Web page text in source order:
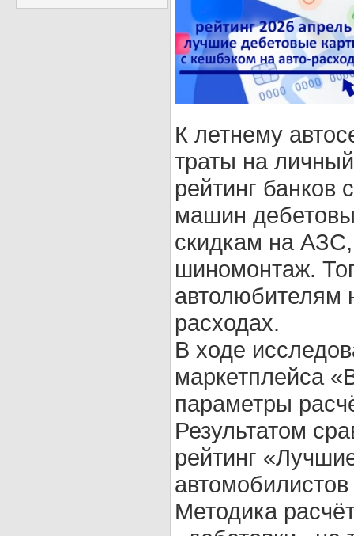
К летнему
траты на
рейтинг
машин
скидкам на АЗС,
шиномонтаж.
автолюбителям
расходах.
В ходе
маркетплейса
параметры
Результатом
рейтинг
Методика